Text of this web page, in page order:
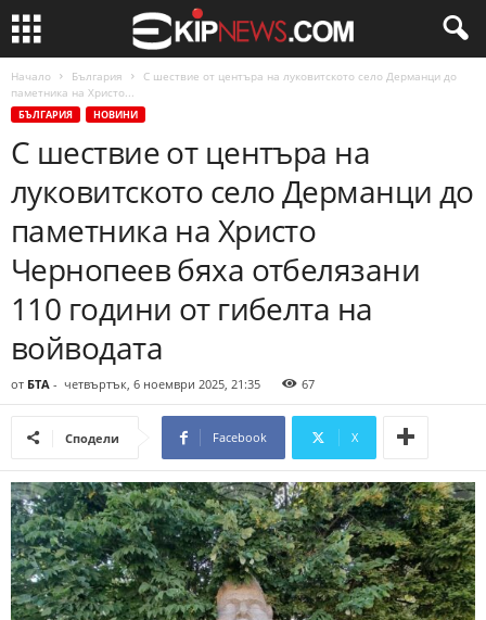
Начало България
С шествие от центъра на луковитското село Дерманци до
паметника на Христо...
БЪЛГАРИЯ НОВИНИ
С шествие от центъра на
луковитското село Дерманци до
паметника на Христо
Чернопеев бяха отбелязани
110 години от гибелта на
войводата
от БТА - четвъртък, 6 ноември 2025, 21:35 67
Сподели Facebook X